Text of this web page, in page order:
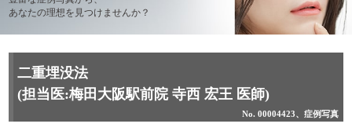
あなたの理想を見つけませんか？
二重埋没法
(担当医:梅田大阪駅前院 寺西 宏王 医師)
No. 00004423、症例写真